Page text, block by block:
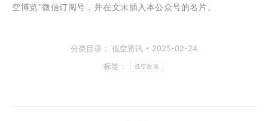
空博览”微信订阅号，并在文末插入本公众号的名片。
分类目录： 低空资讯
2025-02-24
标签：
低空政策